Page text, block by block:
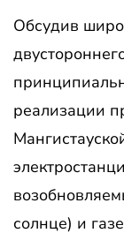
Обсудив
реализации
солнце) и